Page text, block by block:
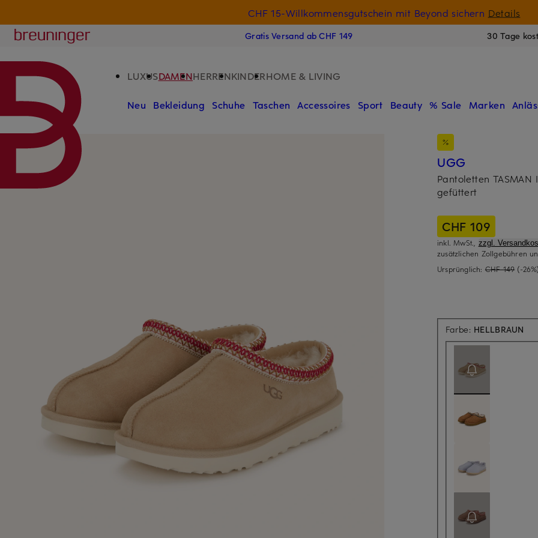
CHF 15-Willkommensgutschein mit Beyond sichern Details
Breuninger
Gratis Versand ab CHF 149 30 Tage
LUXUSDAMENHERRENKINDERHOME & LIVING
Neu Bekleidung Schuhe Taschen Accessoires Sport Beauty % Sale Marken
UGG
Pantoletten TASMAN
gefüttert
CHF 109
inkl. MwSt., zzgl.
zusätzlichen Zollgebühren
Ursprünglich: CHF 149 (-26%)
Farbe: HELLBRAUN